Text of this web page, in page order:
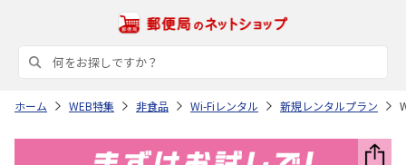
ホーム WEB特集 非食品 Wi-Fiレンタル 新規レンタルプラン